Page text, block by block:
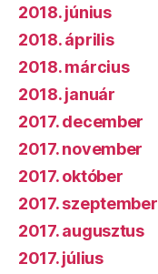
2018. június
2018. április
2018. március
2018. január
2017. december
2017. november
2017. október
2017. szeptember
2017. augusztus
2017. július